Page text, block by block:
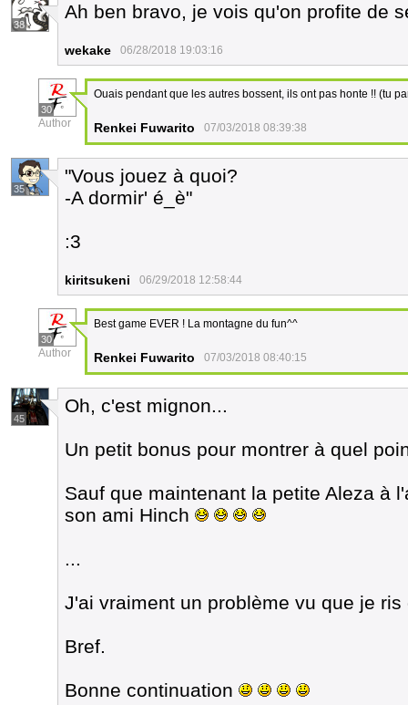
38
Ah ben bravo, je vois qu'on profite de
wekake 06/28/2018 19:03:16
30
Author
Ouais pendant que les autres bossent, ils ont pas honte !! (tu
Renkei Fuwarito 07/03/2018 08:39:38
35
"Vous jouez à quoi?
-A dormir' é_è"
:3
kiritsukeni 06/29/2018 12:58:44
30
Author
Best game EVER ! La montagne du fun^^
Renkei Fuwarito 07/03/2018 08:40:15
45
Oh, c'est mignon...
Un petit bonus pour montrer à quel
Sauf que maintenant la petite Aleza à
son ami Hinch
...
J'ai vraiment un problème vu que je
Bref.
Bonne continuation